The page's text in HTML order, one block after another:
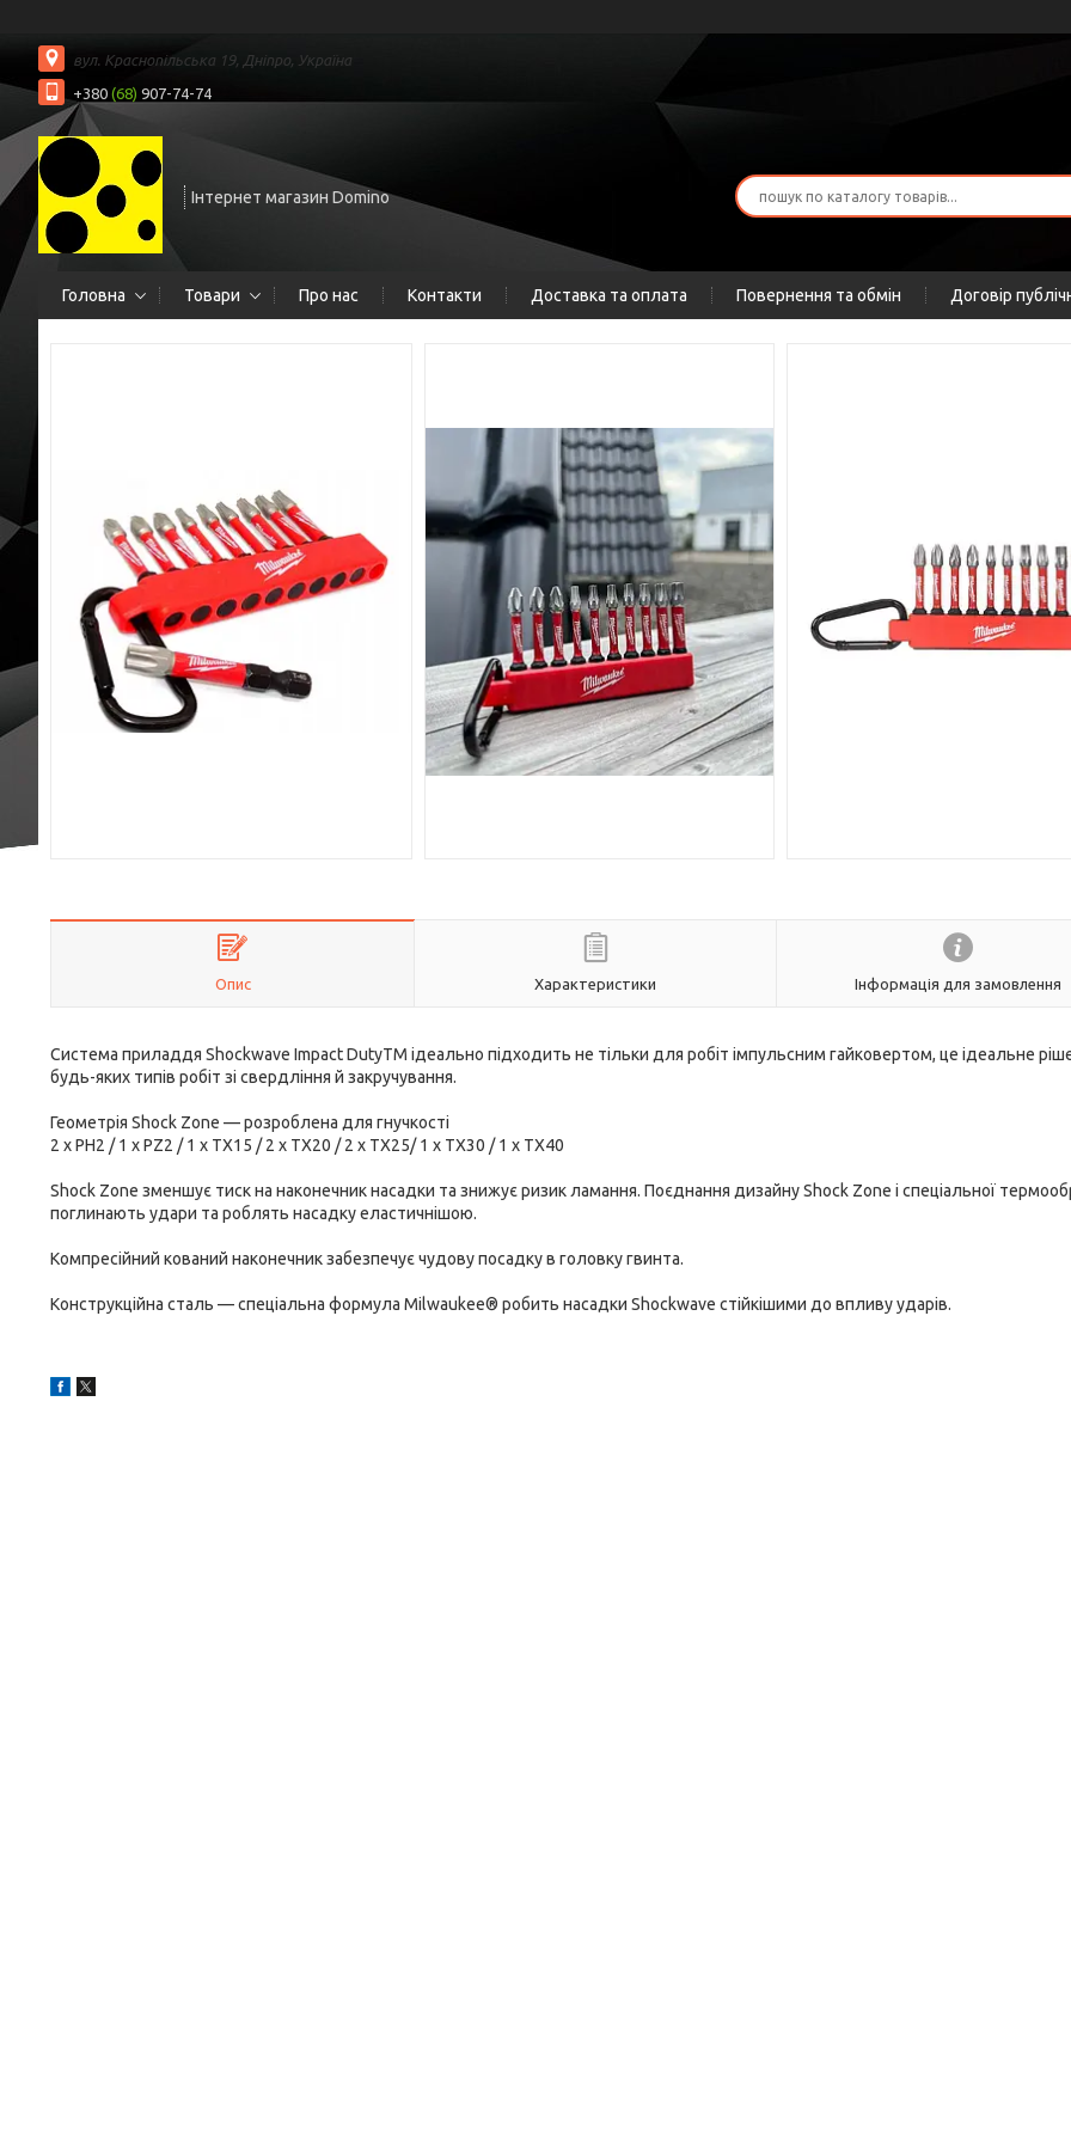
вул. Краснопільська 19, Дніпро, Україна
+380 (68) 907-74-74
Інтернет магазин Domino
Головна Товари Про нас Контакти Доставка та оплата Повернення та обмін Договір
Опис Характеристики Інформація для замовлення
Система приладдя Shockwave Impact DutyTM ідеально підходить не тільки для робіт імпульсним гайковертом, це ідеальне
будь-яких типів робіт зі свердління й закручування.
Геометрія Shock Zone — розроблена для гнучкості
2 x PH2 / 1 x PZ2 / 1 x TX15 / 2 x TX20 / 2 x TX25/ 1 x TX30 / 1 x TX40
Shock Zone зменшує тиск на наконечник насадки та знижує ризик ламання. Поєднання дизайну Shock Zone і спеціальної
поглинають удари та роблять насадку еластичнішою.
Компресійний кований наконечник забезпечує чудову посадку в головку гвинта.
Конструкційна сталь — спеціальна формула Milwaukee® робить насадки Shockwave стійкішими до впливу ударів.